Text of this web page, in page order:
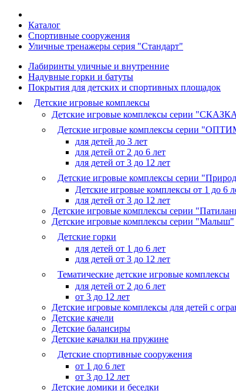
Каталог
Спортивные сооружения
Уличные тренажеры серия "Стандарт"
Лабиринты уличные и внутренние
Надувные горки и батуты
Покрытия для детских и спортивных площадок
Детские игровые комплексы
Детские игровые комплексы серии
Детские игровые комплексы серии
для детей до 3 лет
для детей от 2 до 6 лет
для детей от 3 до 12 лет
Детские игровые комплексы серии
Детские игровые комплексы от 1 до 6
для детей от 3 до 12 лет
Детские игровые комплексы серии
Детские игровые комплексы серии "Малыш"
Детские горки
для детей от 1 до 6 лет
для детей от 3 до 12 лет
Тематические детские игровые комплексы
для детей от 2 до 6 лет
от 3 до 12 лет
Детские игровые комплексы для детей с
Детские качели
Детские балансиры
Детские качалки на пружине
Детские спортивные сооружения
от 1 до 6 лет
от 3 до 12 лет
Детские домики и беседки